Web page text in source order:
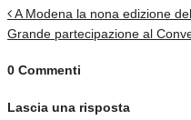
A Modena la nona edizione
Grande partecipazione al
0 Commenti
Lascia una risposta